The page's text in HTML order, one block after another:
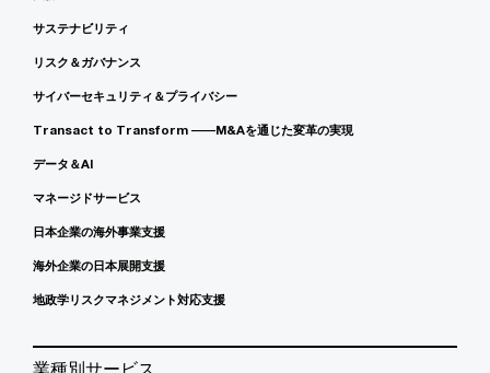
サステナビリティ
リスク＆ガバナンス
サイバーセキュリティ＆プライバシー
Transact to Transform ――M&Aを通じた変革の実現
データ＆AI
マネージドサービス
日本企業の海外事業支援
海外企業の日本展開支援
地政学リスクマネジメント対応支援
業種別サービス